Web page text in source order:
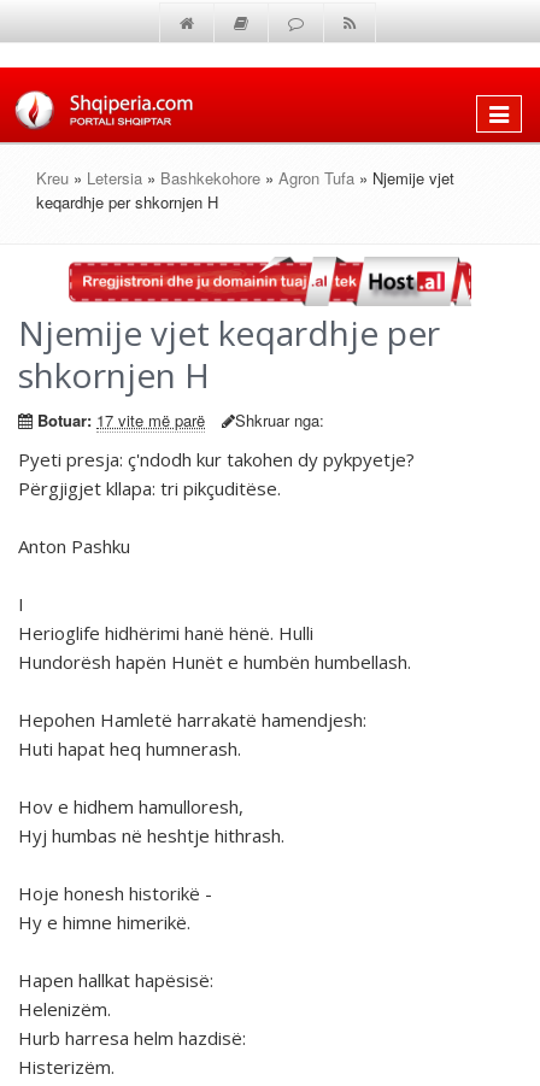
Shfaq
Kreu » Letersia » Bashkekohore » Agron Tufa » Njemije vjet
keqardhje per shkornjen H
Njemije vjet keqardhje per
shkornjen H
Botuar: 17 vite më parë Shkruar nga:
Pyeti presja: ç'ndodh kur takohen dy pykpyetje?
Përgjigjet kllapa: tri pikçuditëse.
Anton Pashku
I
Herioglife hidhërimi hanë hënë. Hulli
Hundorësh hapën Hunët e humbën humbellash.
Hepohen Hamletë harrakatë hamendjesh:
Huti hapat heq humnerash.
Hov e hidhem hamulloresh,
Hyj humbas në heshtje hithrash.
Hoje honesh historikë -
Hy e himne himerikë.
Hapen hallkat hapësisë:
Helenizëm.
Hurb harresa helm hazdisë:
Histerizëm.